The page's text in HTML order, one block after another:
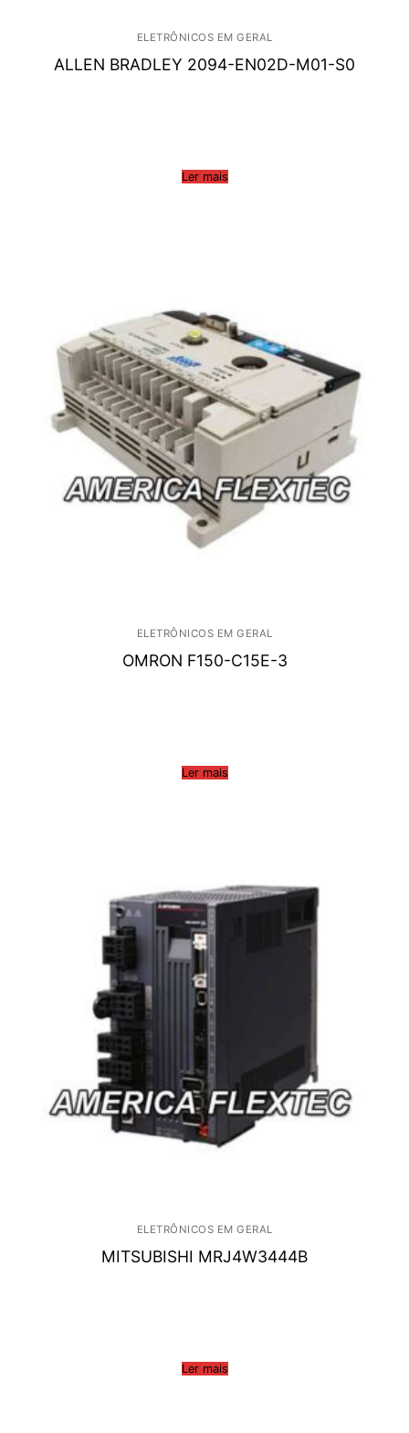
ELETRÔNICOS EM GERAL
ALLEN BRADLEY 2094-EN02D-M01-S0
Ler mais
ELETRÔNICOS EM GERAL
OMRON F150-C15E-3
Ler mais
ELETRÔNICOS EM GERAL
MITSUBISHI MRJ4W3444B
Ler mais